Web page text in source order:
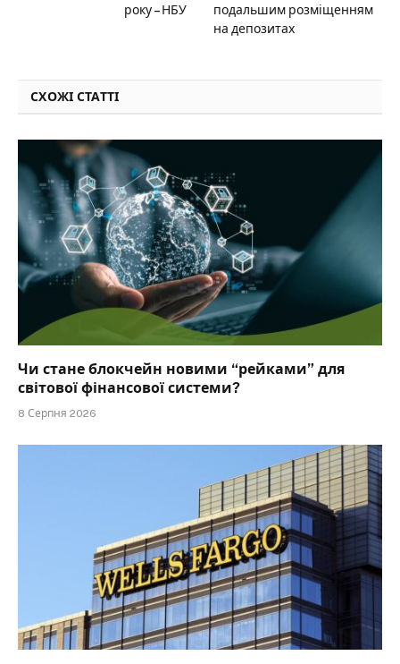
року – НБУ
подальшим розміщенням
на депозитах
СХОЖІ СТАТТІ
Чи стане блокчейн новими “рейками” для
світової фінансової системи?
8 Серпня 2026